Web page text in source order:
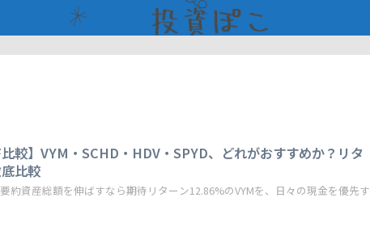
比較】VYM・SCHD・HDV・SPYD、どれがおすすめか？リタ
比較
約資産総額を伸ばすなら期待リターン12.86%のVYMを、日々の現金を優先す